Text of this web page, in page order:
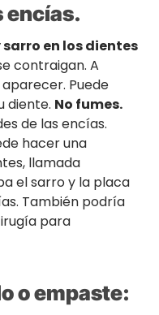
encías.
en los dientes
contraigan. A
Puede
diente. No fumes.
de las encías.
hacer una
llamada
el sarro y la placa
También podría
para
o empaste: